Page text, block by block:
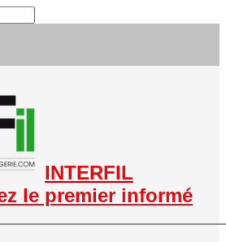
INTERFIL
le premier informé